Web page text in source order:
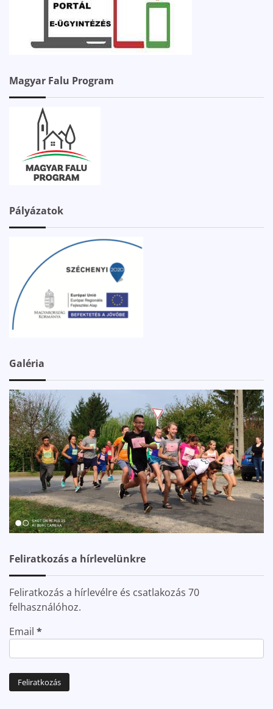
Magyar Falu Program
Pályázatok
Galéria
Feliratkozás a hírlevelünkre
Feliratkozás a hírlevélre és csatlakozás 70
felhasználóhoz.
Email *